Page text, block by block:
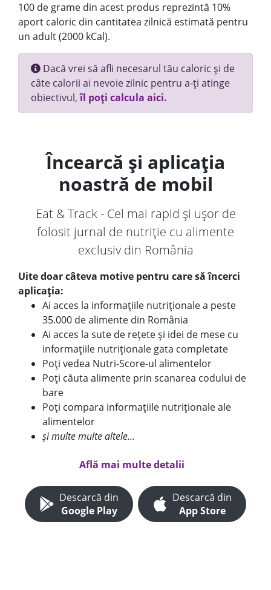
100 de grame din acest produs reprezintă 10%
aport caloric din cantitatea zilnică estimată pentru
un adult (2000 kCal).
Dacă vrei să afli necesarul tău caloric și de
câte calorii ai nevoie zilnic pentru a-ți atinge
obiectivul,îl poți calcula aici.
Încearcă și aplicația
noastră de mobil
Eat & Track - Cel mai rapid și ușor de
folosit jurnal de nutriție cu alimente
exclusiv din România
Uite doar câteva motive pentru care să încerci
aplicația:
Ai acces la informațiile nutriționale a peste
35.000 de alimente din România
Ai acces la sute de rețete și idei de mese cu
informațiile nutriționale gata completate
Poți vedea Nutri-Score-ul alimentelor
Poți căuta alimente prin scanarea codului de
bare
Poți compara informațiile nutriționale ale
alimentelor
și multe multe altele...
Află mai multe detalii
Descarcă din
Google Play
Descarcă din
App Store